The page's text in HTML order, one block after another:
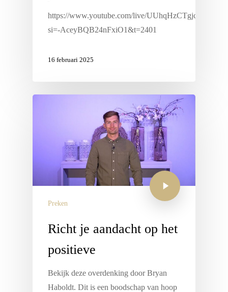
https://www.youtube.com/live/UUhqHzCTgjc?
si=-AceyBQB24nFxiO1&t=2401
16 februari 2025
Preken
Richt je aandacht op het
positieve
Bekijk deze overdenking door Bryan
Haboldt. Dit is een boodschap van hoop